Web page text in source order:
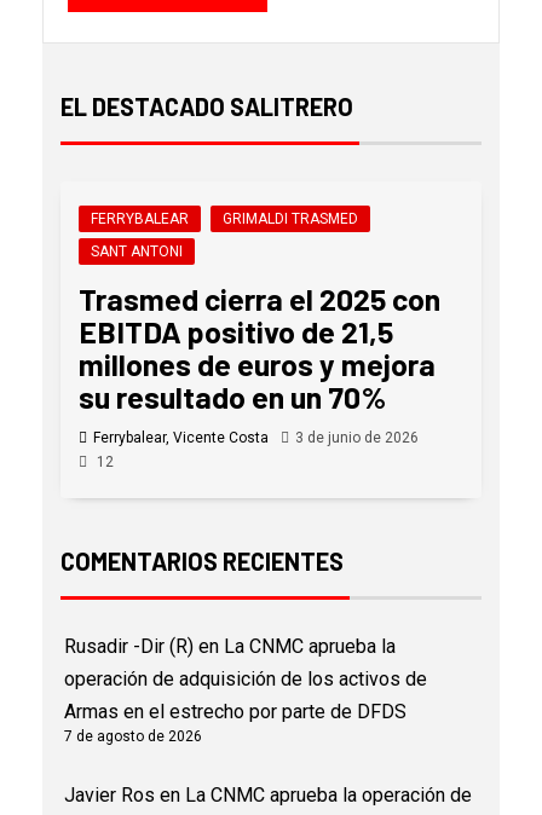
EL DESTACADO SALITRERO
FERRYBALEAR
GRIMALDI TRASMED
SANT ANTONI
Trasmed cierra el 2025 con
EBITDA positivo de 21,5
millones de euros y mejora
su resultado en un 70%
Ferrybalear, Vicente Costa
3 de junio de 2026
12
COMENTARIOS RECIENTES
Rusadir -Dir (R) en La CNMC aprueba la
operación de adquisición de los activos de
Armas en el estrecho por parte de DFDS
7 de agosto de 2026
Javier Ros en La CNMC aprueba la operación de